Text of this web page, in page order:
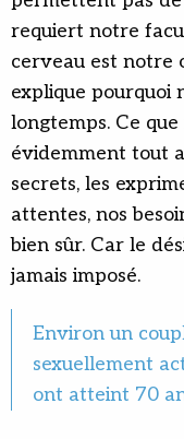
requiert notre
cerveau est notre
explique pourquoi
longtemps. Ce que
évidemment tout
secrets, les
attentes, nos
bien sûr. Car le
jamais imposé.
Environ un
sexuellement
ont atteint 70